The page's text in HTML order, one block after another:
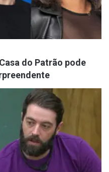
do Patrão pode